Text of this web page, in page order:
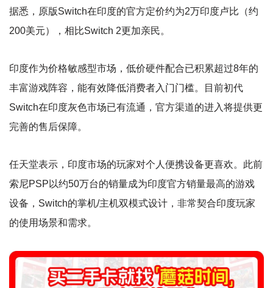
据悉，原版Switch在印度的官方定价约为2万印度卢比（约
200美元），相比Switch 2更加亲民。
印度作为价格敏感型市场，低价硬件配合已积累超过8年的
丰富游戏阵容，能有效降低消费者入门门槛。目前初代
Switch在印度灰色市场已有流通，官方渠道的进入将提供更
完善的售后保障。
任天堂表示，印度市场的玩家对个人便携设备更喜欢。此前
索尼PSP以约50万台的销量成为印度官方销量最高的游戏
设备，Switch的掌机/主机双模式设计，非常契合印度玩家
的使用场景和需求。